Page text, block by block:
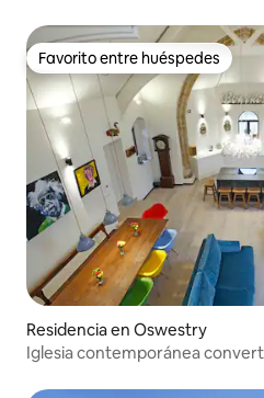
Favorito entre huéspedes
Favorito entre huéspedes
Residencia en Oswestry
Iglesia contemporánea